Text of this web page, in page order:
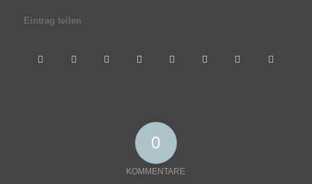
Eintrag teilen
0
KOMMENTARE